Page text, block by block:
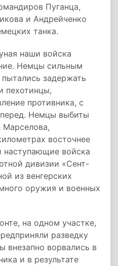
Пуганца,
и Андрейченко
танка.
наши войска
Немцы сильным
задержать
пехотинцы,
противника, с
Немцы выбиты
Марселова,
восточнее
войска
дивизии «Сент-
из венгерских
оружия и военных
на одном участке,
разведку
внезапно ворвались в
и в результате